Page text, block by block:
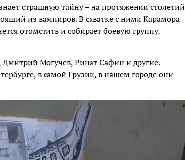
страшную тайну – на протяжении столетий
из вампиров. В схватке с ними Карамора
отомстить и собирает боевую группу,
Дмитрий Могучев, Ринат Сафин и другие.
в самой Грузии, в нашем городе они